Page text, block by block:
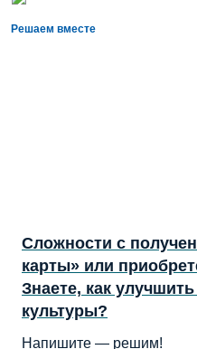
Решаем вместе
Сложности с
карты» или
Знаете, как
культуры?
Напишите — решим!